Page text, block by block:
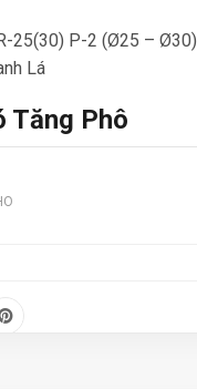
Tăng Phô
25(30) P-2 (Ø25 – Ø30)
Lá